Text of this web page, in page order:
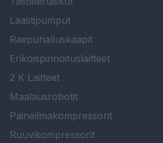
Laastipumput
Raepuhalluskaapit
Erikoispinnoituslaitteet
2 K Laitteet
Maalausrobotit
Paineilmakompressorit
Ruuvikompressorit